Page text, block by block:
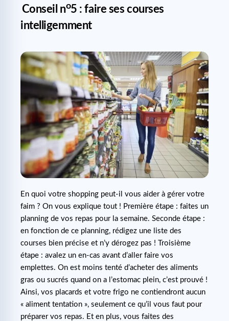
Conseil no5 : faire ses courses
intelligemment
En quoi votre shopping peut-il vous aider à gérer votre
faim ? On vous explique tout ! Première étape : faites un
planning de vos repas pour la semaine. Seconde étape :
en fonction de ce planning, rédigez une liste des
courses bien précise et n’y dérogez pas ! Troisième
étape : avalez un en-cas avant d’aller faire vos
emplettes. On est moins tenté d’acheter des aliments
gras ou sucrés quand on a l’estomac plein, c’est prouvé !
Ainsi, vos placards et votre frigo ne contiendront aucun
« aliment tentation », seulement ce qu’il vous faut pour
préparer vos repas. Et en plus, vous faites des